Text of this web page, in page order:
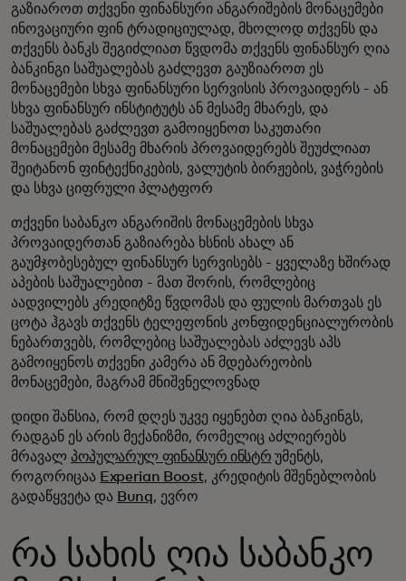
გაზიაროთ თქვენი ფინანსური ანგარიშების მონაცემები
ინოვაციური ფინ ტრადიციულად, მხოლოდ თქვენს და
თქვენს ბანკს შეგიძლიათ წვდომა თქვენს ფინანსურ ღია
ბანკინგი საშუალებას გაძლევთ გაუზიაროთ ეს
მონაცემები სხვა ფინანსური სერვისის პროვაიდერს - ან
სხვა ფინანსურ ინსტიტუტს ან მესამე მხარეს, და
საშუალებას გაძლევთ გამოიყენოთ საკუთარი
მონაცემები მესამე მხარის პროვაიდერებს შეუძლიათ
შეიტანონ ფინტექნიკების, ვალუტის ბირჟების, ვაჭრების
და სხვა ციფრული პლატფორ
თქვენი საბანკო ანგარიშის მონაცემების სხვა
პროვაიდერთან გაზიარება ხსნის ახალ ან
გაუმჯობესებულ ფინანსურ სერვისებს - ყველაზე ხშირად
აპების საშუალებით - მათ შორის, რომლებიც
აადვილებს კრედიტზე წვდომას და ფულის მართვას ეს
ცოტა ჰგავს თქვენს ტელეფონის კონფიდენციალურობის
ნებართვებს, რომლებიც საშუალებას აძლევს აპს
გამოიყენოს თქვენი კამერა ან მდებარეობის
მონაცემები, მაგრამ მნიშვნელოვნად
დიდი შანსია, რომ დღეს უკვე იყენებთ ღია ბანკინგს,
რადგან ეს არის მექანიზმი, რომელიც აძლიერებს
მრავალ პოპულარულ ფინანსურ ინსტრ უმენტს,
როგორიცაა Experian Boost, კრედიტის მშენებლობის
გადაწყვეტა და Bunq, ევრო
რა სახის ღია საბანკო